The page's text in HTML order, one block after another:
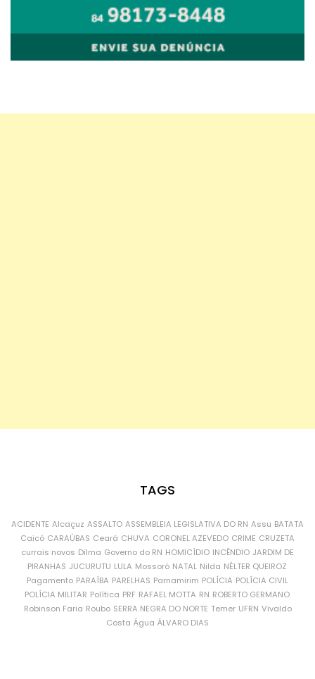
TAGS
ACIDENTE Alcaçuz ASSALTO ASSEMBLEIA LEGISLATIVA DO RN Assu BATATA
Caicó CARAÚBAS Ceará CHUVA CORONEL AZEVEDO CRIME CRUZETA
currais novos Dilma Governo do RN HOMICÍDIO INCÊNDIO JARDIM DE
PIRANHAS JUCURUTU LULA Mossoró NATAL Nilda NÉLTER QUEIROZ
Pagamento PARAÍBA PARELHAS Parnamirim POLÍCIA POLÍCIA CIVIL
POLÍCIA MILITAR Política PRF RAFAEL MOTTA RN ROBERTO GERMANO
Robinson Faria Roubo SERRA NEGRA DO NORTE Temer UFRN Vivaldo
Costa Água ÁLVARO DIAS